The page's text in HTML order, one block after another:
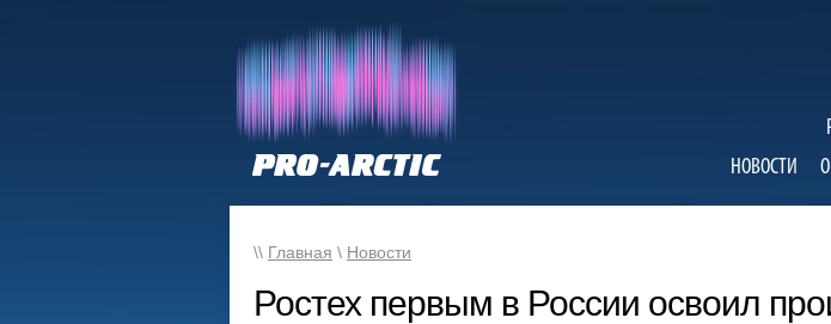
НОВОСТИ
\\ Главная \ Новости
Ростех первым в России освоил